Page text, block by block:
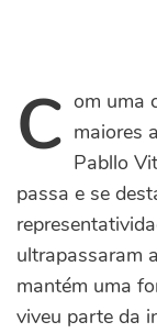
Com uma
maiores
Pabllo
passa e se
ultrapassaram
mantém uma
viveu parte da